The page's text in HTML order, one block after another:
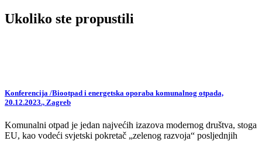
Ukoliko ste propustili
Konferencija /Biootpad i energetska oporaba komunalnog otpada,
20.12.2023., Zagreb
Komunalni otpad je jedan najvećih izazova modernog društva, stoga
EU, kao vodeći svjetski pokretač „zelenog razvoja“ posljednjih